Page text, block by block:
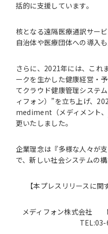
括的に支援しています。
核となる遠隔医療通訳サー
自治体や医療団体への導入も
さらに、2021年には、これ
ークを生かした健康経営・
てクラウド健康管理システ
ィフォン）”を立ち上げ、
mediment（メディメント、
更いたしました。
企業理念は『多様な人々が
で、新しい社会システムの構
【本プレスリリースに関
メディフォン株式会社